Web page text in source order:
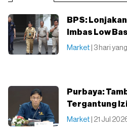
BPS:
Imbas Low
Market | 3 hari
Purbaya:
Tergantung
Market | 21 Jul